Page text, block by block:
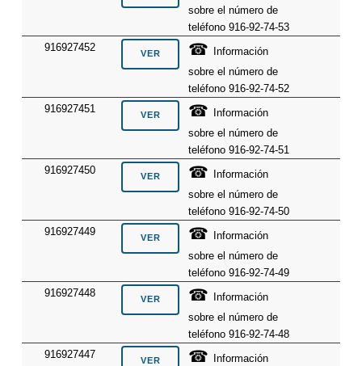
sobre el número de
teléfono 916-92-74-53
916927452
☎
Información
sobre el número de
teléfono 916-92-74-52
916927451
☎
Información
sobre el número de
teléfono 916-92-74-51
916927450
☎
Información
sobre el número de
teléfono 916-92-74-50
916927449
☎
Información
sobre el número de
teléfono 916-92-74-49
916927448
☎
Información
sobre el número de
teléfono 916-92-74-48
916927447
☎
Información